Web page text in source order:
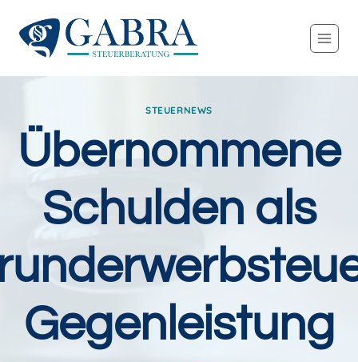
Inhalt
springen
STEUERNEWS
Übernommene
Schulden als
Gegenleistung